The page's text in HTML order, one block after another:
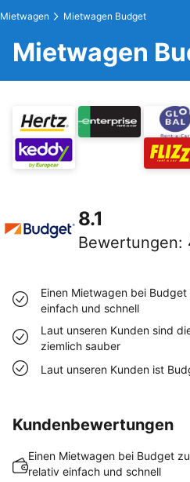
Mietwagen Mietwagen Budget
Mietwagen
8.1
Bewertungen:
Einen Mietwagen bei
einfach und schnell
Laut unseren Kunden sind
ziemlich sauber
Laut unseren Kunden ist
Kundenbewertungen
Einen Mietwagen bei Budget
relativ einfach und schnell